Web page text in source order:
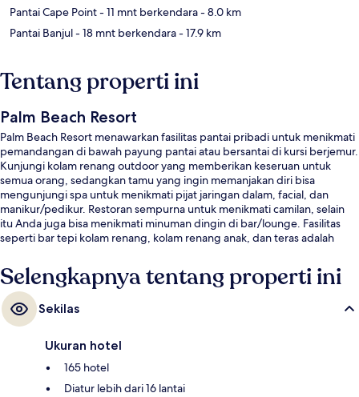
Pantai Cape Point- 11 mnt berkendara- 8.0 km
Pantai Banjul- 18 mnt berkendara- 17.9 km
Tentang properti ini
Palm Beach Resort
Palm Beach Resort menawarkan fasilitas pantai pribadi untuk menikmati
pemandangan di bawah payung pantai atau bersantai di kursi berjemur.
Kunjungi kolam renang outdoor yang memberikan keseruan untuk
semua orang, sedangkan tamu yang ingin memanjakan diri bisa
mengunjungi spa untuk menikmati pijat jaringan dalam, facial, dan
manikur/pedikur. Restoran sempurna untuk menikmati camilan, selain
itu Anda juga bisa menikmati minuman dingin di bar/lounge. Fasilitas
seperti bar tepi kolam renang, kolam renang anak, dan teras adalah
keseluruhan.
Selengkapnya tentang properti ini
Sekilas
Ukuran hotel
165 hotel
Diatur lebih dari 16 lantai